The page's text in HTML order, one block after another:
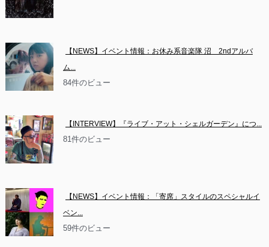
【NEWS】イベント情報：お休み系音楽隊 沼　2ndアルバ
ム...
84件のビュー
【INTERVIEW】『ライブ・アット・シェルガーデン』につ...
81件のビュー
【NEWS】イベント情報：「寄席」スタイルのスペシャルイ
ベン...
59件のビュー